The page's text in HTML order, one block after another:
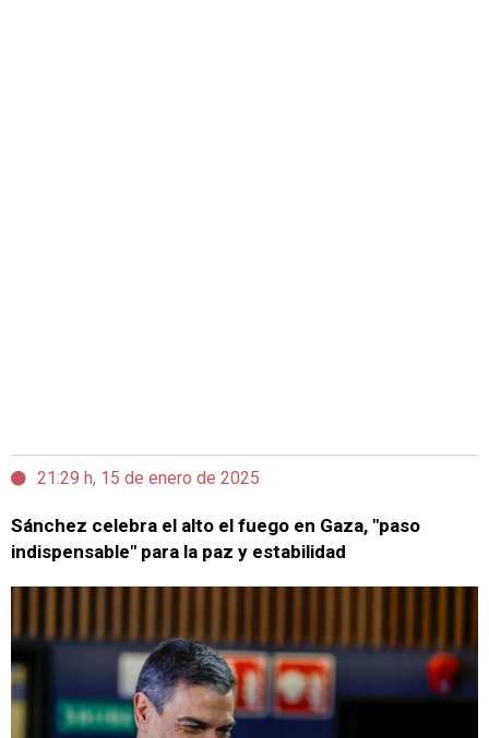
21:29 h, 15 de enero de 2025
Sánchez celebra el alto el fuego en Gaza, "paso
indispensable" para la paz y estabilidad